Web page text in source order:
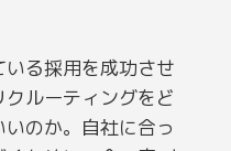
る採用を成功させ
ルーティングをど
のか。自社に合っ